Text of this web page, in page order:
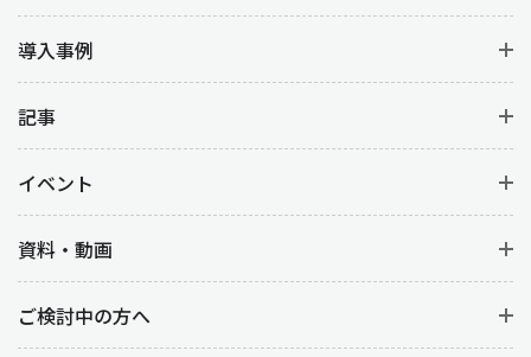
導入事例
記事
イベント
資料・動画
ご検討中の方へ